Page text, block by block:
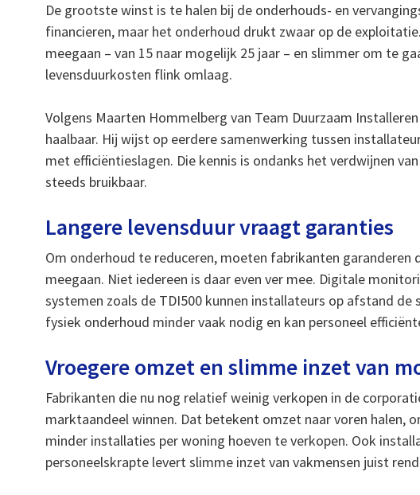
De grootste winst is te halen bij de onderhouds- en
financieren, maar het onderhoud drukt zwaar op de
meegaan – van 15 naar mogelijk 25 jaar – en slimmer om te
levensduurkosten flink omlaag.
Volgens Maarten Hommelberg van Team Duurzaam
haalbaar. Hij wijst op eerdere samenwerking tussen
met efficiëntieslagen. Die kennis is ondanks het verdwijnen
steeds bruikbaar.
Langere levensduur vraagt garanties
Om onderhoud te reduceren, moeten fabrikanten
meegaan. Niet iedereen is daar even ver mee. Digitale
systemen zoals de TDI500 kunnen installateurs op afstand
fysiek onderhoud minder vaak nodig en kan personeel
Vroegere omzet en slimme inzet van
Fabrikanten die nu nog relatief weinig verkopen in de
marktaandeel winnen. Dat betekent omzet naar voren halen,
minder installaties per woning hoeven te verkopen. Ook
personeelskrapte levert slimme inzet van vakmensen juist